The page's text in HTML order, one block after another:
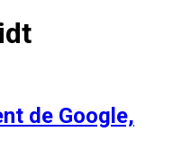
de Google,